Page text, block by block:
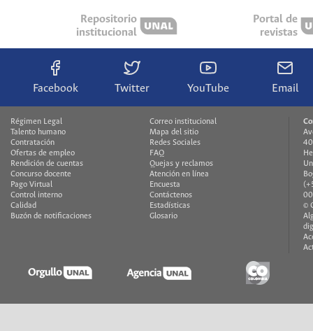
Repositorio
institucional
Portal de
revistas
Facebook Twitter YouTube Email
Régimen Legal
Talento humano
Contratación
Ofertas de empleo
Rendición de cuentas
Concurso docente
Pago Virtual
Control interno
Calidad
Buzón de notificaciones
Correo institucional
Mapa del sitio
Redes Sociales
FAQ
Quejas y reclamos
Atención en línea
Encuesta
Contáctenos
Estadísticas
Glosario
©